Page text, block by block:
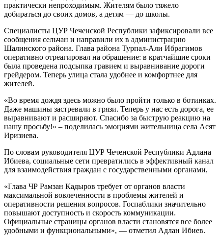
практически непроходимым. Жителям было тяжело
добираться до своих домов, а детям — до школы.
Специалисты ЦУР Чеченской Республики зафиксировали все
сообщения сельчан и направили их в администрацию
Шалинского района. Глава района Турпал-Али Ибрагимов
оперативно отреагировал на обращение: в кратчайшие сроки
была проведена подсыпка гравием и выравнивание дороги
грейдером. Теперь улица стала удобнее и комфортнее для
жителей.
«Во время дождя здесь можно было пройти только в ботинках.
Даже машины застревали в грязи. Теперь у нас есть дорога, ее
выравнивают и расширяют. Спасибо за быструю реакцию на
нашу просьбу!» – поделилась эмоциями жительница села Асят
Иризиева.
По словам руководителя ЦУР Чеченской Республики Адлана
Ибиева, социальные сети превратились в эффективный канал
для взаимодействия граждан с государственными органами,
«Глава ЧР Рамзан Кадыров требует от органов власти
максимальной вовлеченности в проблемы жителей и
оперативности решения вопросов. Госпаблики значительно
повышают доступность и скорость коммуникации.
Официальные страницы органов власти становятся все более
удобными и функциональными», — отметил Адлан Ибиев.